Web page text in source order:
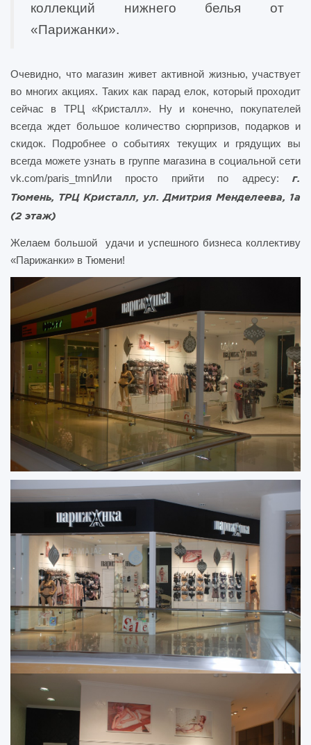
коллекций нижнего белья от
«Парижанки».
Очевидно, что магазин живет активной жизнью, участвует
во многих акциях. Таких как парад елок, который проходит
сейчас в ТРЦ «Кристалл». Ну и конечно, покупателей
всегда ждет большое количество сюрпризов, подарков и
скидок. Подробнее о событиях текущих и грядущих вы
всегда можете узнать в группе магазина в социальной сети
vk.com/paris_tmnИли просто прийти по адресу:
г.
Тюмень, ТРЦ Кристалл, ул. Дмитрия Менделеева, 1а
(2 этаж)
Желаем большой удачи и успешного бизнеса коллективу
«Парижанки» в Тюмени!